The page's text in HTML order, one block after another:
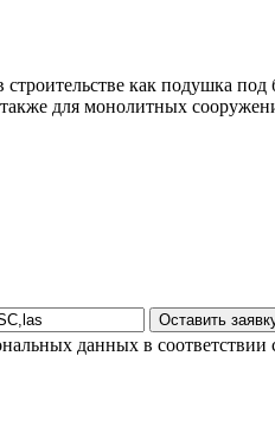
как подушка
для монолитных
Оставить
данных в соответствии